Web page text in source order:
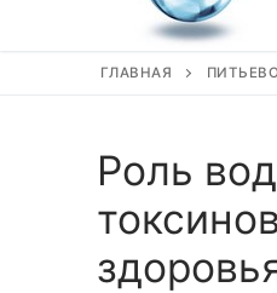
ГЛАВНАЯ
Роль